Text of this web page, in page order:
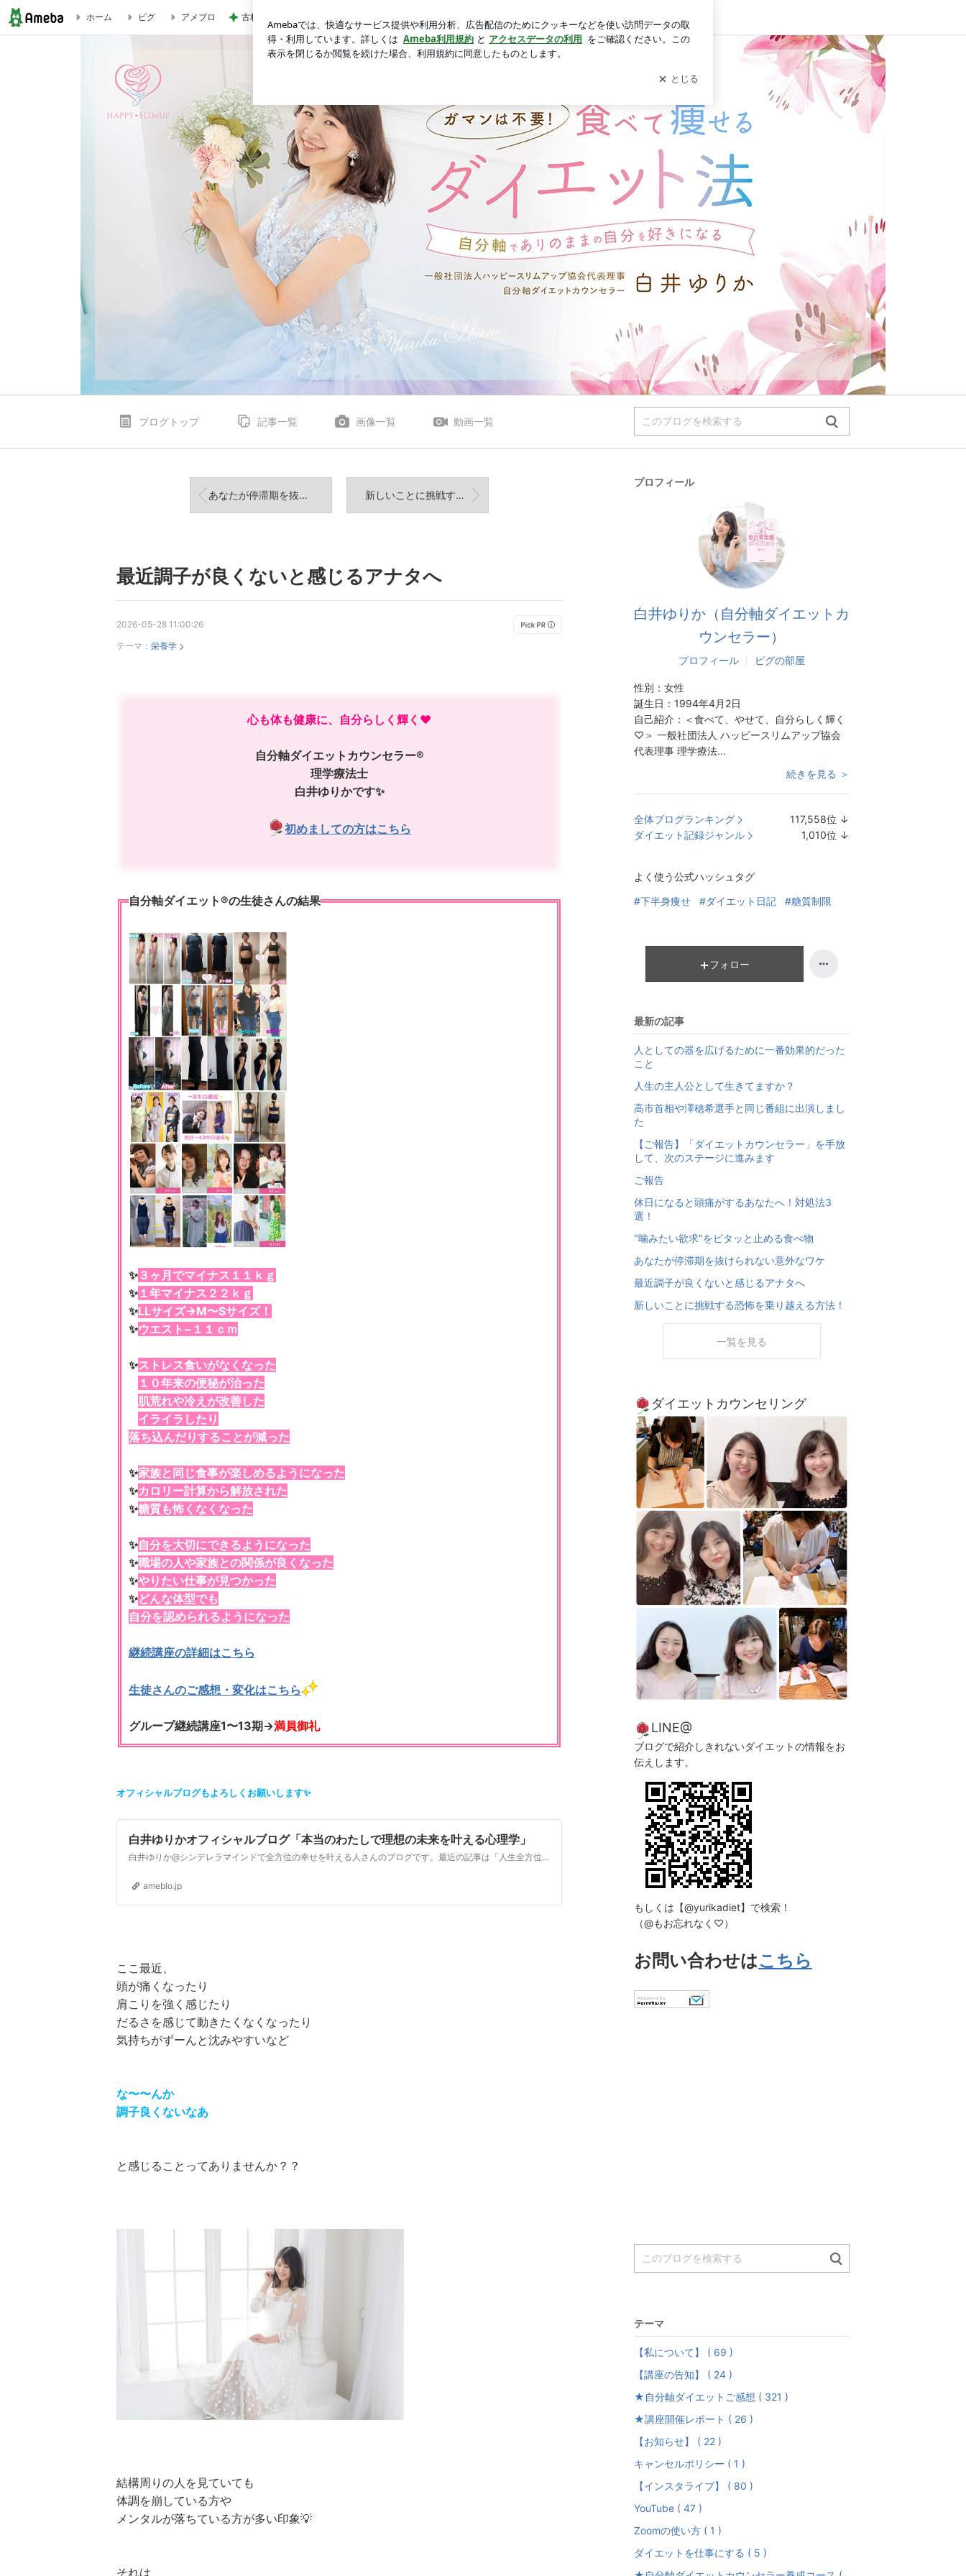
最近調子が良くないと感じるアナタへ | 【70→51kg】我慢は不要！食べて痩せるダイエット法♡自分軸でありのままの自分を好きになる
ホーム ピグ アメブロ 古村 夏仕様の弾性ストッキング ログイン
ブログトップ 記事一覧 画像一覧 動画一覧
あなたが停滞期を抜けられない意外なワケ 新しいことに挑戦する恐怖を乗り越える方法！
最近調子が良くないと感じるアナタへ
2026-05-28 11:00:26
テーマ： 栄養学
心も体も健康に、自分らしく輝く❤️
自分軸ダイエットカウンセラー®︎
理学療法士
白井ゆりかです✨
初めましての方はこちら
自分軸ダイエット®️の生徒さんの結果
✨ ３ヶ月でマイナス１１ｋｇ
✨ １年マイナス２２ｋｇ
✨LLサイズ→M〜Sサイズ！
✨ウエスト−１１ｃｍ
✨ストレス食いがなくなった
１０年来の便秘が治った
肌荒れや冷えが改善した
イライラしたり
落ち込んだりすることが減った
✨家族と同じ食事が楽しめるようになった
✨カロリー計算から解放された
✨糖質も怖くなくなった
✨自分を大切にできるようになった
✨職場の人や家族との関係が良くなった
✨やりたい仕事が見つかった
✨どんな体型でも
自分を認められるようになった
継続講座の詳細はこちら
生徒さんのご感想・変化はこちら
グループ継続講座1〜13期→満員御礼
オフィシャルブログもよろしくお願いします✨
白井ゆりかオフィシャルブログ「本当のわたしで理想の未来を叶える心理学」
白井ゆりか@シンデレラマインドで全方位の幸せを叶える人さんのブログです。最近の記事は「人生全方位ハッピーエンドを叶える魔法！（画像あり）」です。
ameblo.jp
ここ最近、
頭が痛くなったり
肩こりを強く感じたり
だるさを感じて動きたくなくなったり
気持ちがずーんと沈みやすいなど
な〜〜んか
調子良くないなあ
と感じることってありませんか？？
結構周りの人を見ていても
体調を崩している方や
メンタルが落ちている方が多い印象💡
それは
プロフィール
白井ゆりか（自分軸ダイエットカ
ウンセラー）
プロフィール ピグの部屋
性別： 女性
誕生日： 1994年4月2日
自己紹介： ＜食べて、やせて、自分らしく輝く
♡＞ 一般社団法人 ハッピースリムアップ協会
代表理事 理学療法...
続きを見る ＞
全体ブログランキング 117,558位 ↓
ダイエット記録ジャンル 1,010位 ↓
よく使う公式ハッシュタグ
#下半身痩せ #ダイエット日記 #糖質制限
フォロー
最新の記事
人としての器を広げるために一番効果的だった
こと
人生の主人公として生きてますか？
高市首相や澤穂希選手と同じ番組に出演しまし
た
【ご報告】「ダイエットカウンセラー」を手放
して、次のステージに進みます
ご報告
休日になると頭痛がするあなたへ！対処法3
選！
"噛みたい欲求"をピタッと止める食べ物
あなたが停滞期を抜けられない意外なワケ
最近調子が良くないと感じるアナタへ
新しいことに挑戦する恐怖を乗り越える方法！
一覧を見る
ダイエットカウンセリング
LINE@
ブログで紹介しきれないダイエットの情報をお
伝えします。
もしくは【@yurikadiet】で検索！
（@もお忘れなく♡）
お問い合わせはこちら
テーマ
【私について】 ( 69 )
【講座の告知】 ( 24 )
★自分軸ダイエットご感想 ( 321 )
★講座開催レポート ( 26 )
【お知らせ】 ( 22 )
キャンセルポリシー ( 1 )
【インスタライブ】 ( 80 )
YouTube ( 47 )
Zoomの使い方 ( 1 )
ダイエットを仕事にする ( 5 )